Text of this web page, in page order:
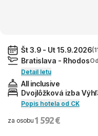
Št 3.9 - Ut 15.9.2026
Bratislava - Rhodos
Detail letu
All inclusive
Dvojlôžková izba
Popis hotela od CK
za osobu 1 592 €